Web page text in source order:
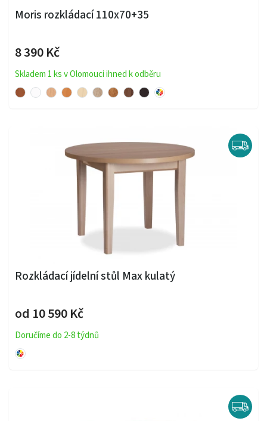
Moris rozkládací 110x70+35
8 390 Kč
Skladem 1 ks v Olomouci ihned k odběru
Rozkládací jídelní stůl Max kulatý
od 10 590 Kč
Doručíme do 2-8 týdnů